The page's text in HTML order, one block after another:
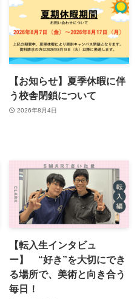
【お知らせ】夏季休暇に伴
う校舎閉鎖について
2026年8月4日
【転入生インタビュ
ー】 “好き”を大切にでき
る場所で、美術と向き合う
毎日！